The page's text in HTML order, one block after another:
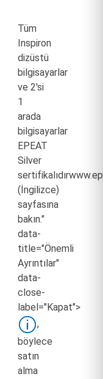
Tüm
Inspiron
dizüstü
bilgisayarlar
ve 2'si
1
arada
bilgisayarlar
EPEAT
Silver
sertifikalıdır
(İngilizce)
sayfasına
bakın."
data-
title="Önemli
Ayrıntılar"
data-
close-
label="Kapat">
,
böylece
satın
alma